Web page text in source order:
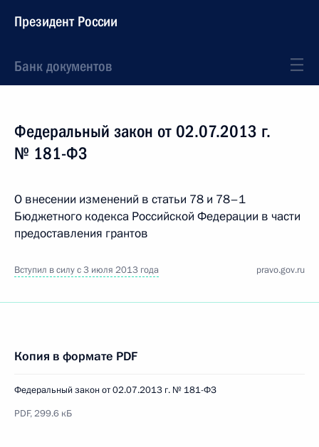
Президент России
Банк документов
Федеральный закон от 02.07.2013 г.
№ 181-ФЗ
О внесении изменений в статьи 78 и 78–1
Бюджетного кодекса Российской Федерации в части
предоставления грантов
Вступил в силу с 3 июля 2013 года pravo.gov.ru
Копия в формате PDF
Федеральный закон от 02.07.2013 г. № 181-ФЗ
PDF, 299.6 кБ